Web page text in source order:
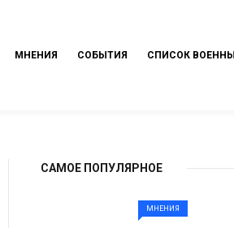
МНЕНИЯ СОБЫТИЯ СПИСОК
САМОЕ ПОПУЛЯРНОЕ
МНЕНИЯ